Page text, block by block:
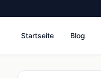
Startseite Blog